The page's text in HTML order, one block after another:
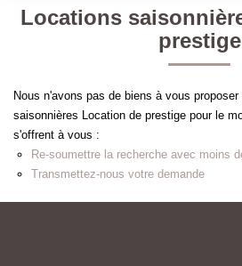
ESTIMER
Type de bien
Créer une alerte
Locations
prestige
Nous n'avons pas de biens à vous
saisonnières Location de prestige pour le
s'offrent à vous :
Re-soumettre la recherche avec moins
Transmettez-nous votre demande